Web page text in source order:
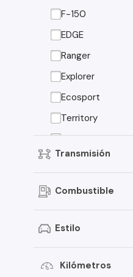
F-150
EDGE
Ranger
Explorer
Ecosport
Territory
Fiesta
Focus
Transit Van
Expedition
Transmisión
Combustible
Estilo
Kilómetros